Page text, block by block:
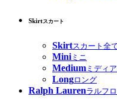
Skirtスカート
Skirtスカート全
Miniミニ
Medium ミディ
Longロング
Ralph Laurenラルフ